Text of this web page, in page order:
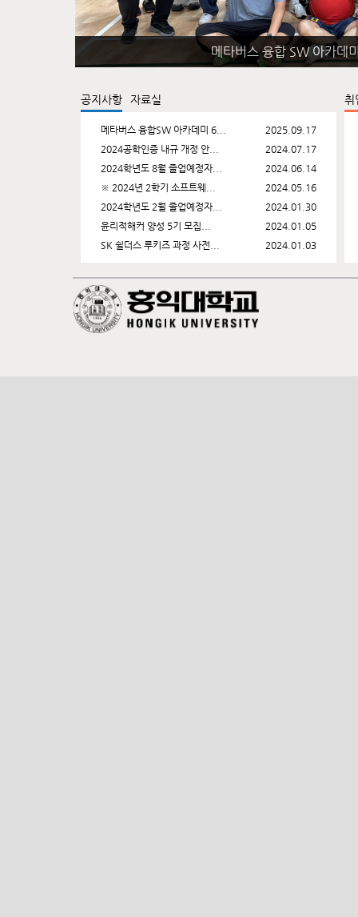
메타버스 융합 SW 아카데
공지사항 자료실 취
메타버스 융합SW 아카데미 6...
2025.09.17
2024공학인증 내규 개정 안...
2024.07.17
2024학년도 8월 졸업예정자...
2024.06.14
※ 2024년 2학기 소프트웨...
2024.05.16
2024학년도 2월 졸업예정자...
2024.01.30
윤리적해커 양성 5기 모집...
2024.01.05
SK 쉴더스 루키즈 과정 사전...
2024.01.03